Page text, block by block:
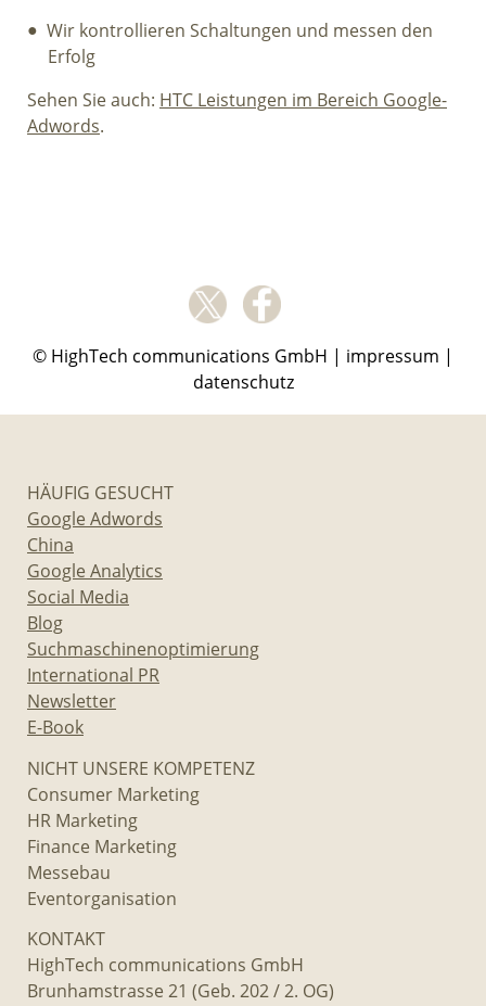
Wir kontrollieren Schaltungen und messen den
Erfolg
Sehen Sie auch: HTC Leistungen im Bereich Google-
Adwords.
© HighTech communications GmbH | impressum |
datenschutz
HÄUFIG GESUCHT
Google Adwords
China
Google Analytics
Social Media
Blog
Suchmaschinenoptimierung
International PR
Newsletter
E-Book
NICHT UNSERE KOMPETENZ
Consumer Marketing
HR Marketing
Finance Marketing
Messebau
Eventorganisation
KONTAKT
HighTech communications GmbH
Brunhamstrasse 21 (Geb. 202 / 2. OG)